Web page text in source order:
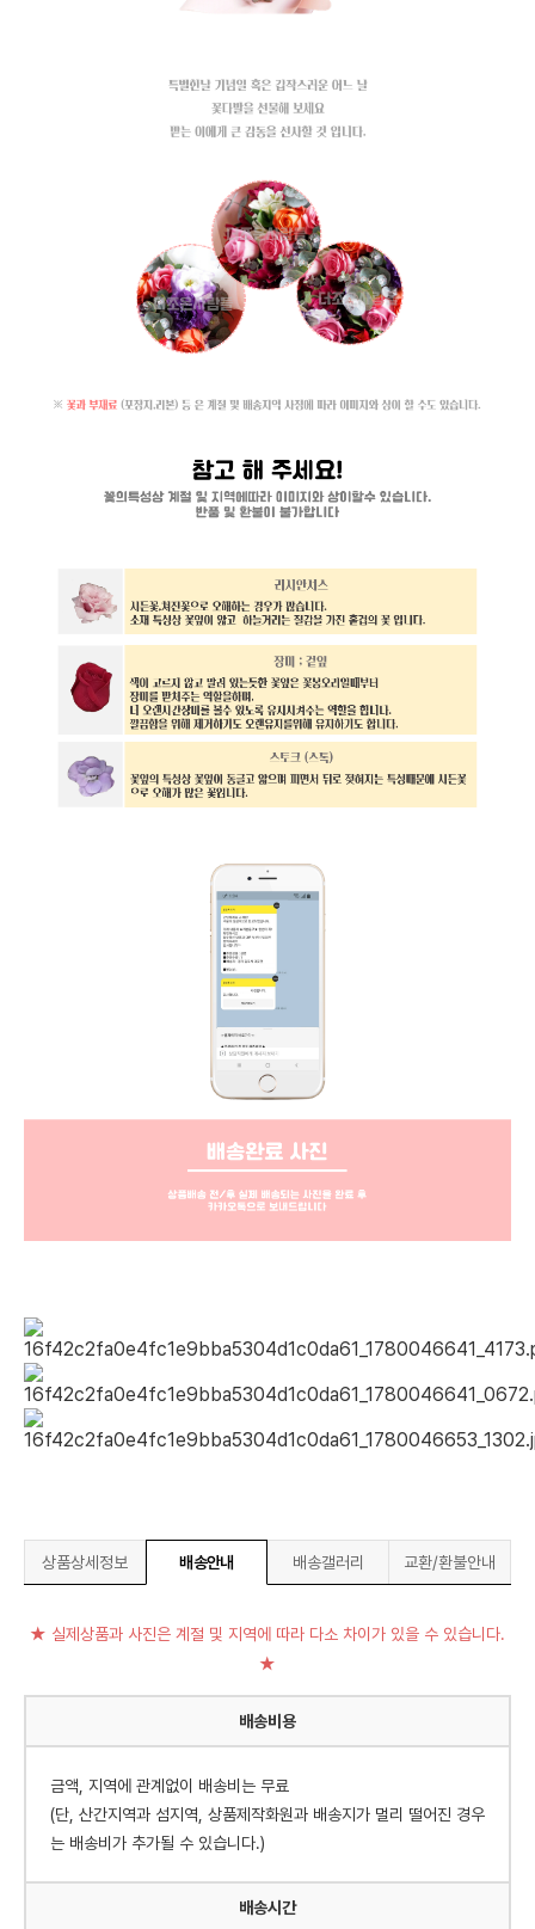
상품상세정보 배송안내 배송갤러리 교환/환불안내
★ 실제상품과 사진은 계절 및 지역에 따라 다소 차이가 있을 수 있습니다.
★
배송비용
금액, 지역에 관계없이 배송비는 무료
(단, 산간지역과 섬지역, 상품제작화원과 배송지가 멀리 떨어진 경우
는 배송비가 추가될 수 있습니다.)
배송시간